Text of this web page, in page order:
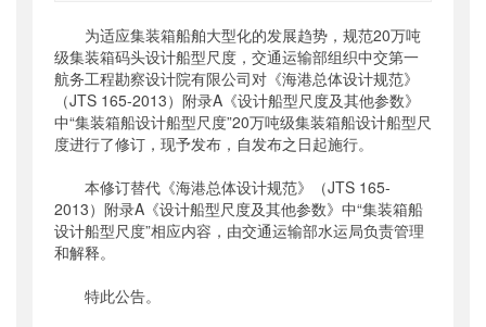
公开日期：2019年03月25日
主题词：海港;总体设计;局部修订;20万吨级装
箱船...
机构分类：水运局
主题分类 ：标准
公文类型： 部公告通告
为适应集装箱船舶大型化的发展趋势，规范20万吨
级集装箱码头设计船型尺度，交通运输部组织中交第一
航务工程勘察设计院有限公司对《海港总体设计规范》
（JTS 165-2013）附录A《设计船型尺度及其他参数》
中“集装箱船设计船型尺度”20万吨级集装箱船设计船型尺
度进行了修订，现予发布，自发布之日起施行。
本修订替代《海港总体设计规范》（JTS 165-
2013）附录A《设计船型尺度及其他参数》中“集装箱船
设计船型尺度”相应内容，由交通运输部水运局负责管理
和解释。
特此公告。